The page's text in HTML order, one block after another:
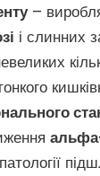
–
і слинних